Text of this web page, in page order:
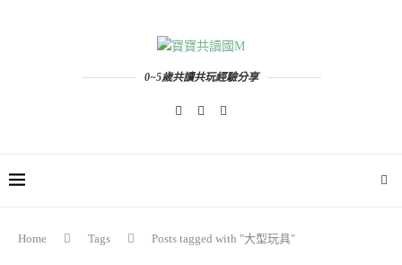
0~5歲共讀共玩經驗分享
Home Tags Posts tagged with "大型玩具"